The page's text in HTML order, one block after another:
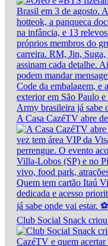
A Casa CazéTV abre
Club Social Snack